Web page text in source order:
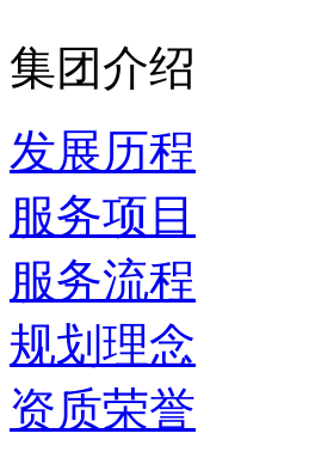
集团介绍
发展历程
服务项目
服务流程
规划理念
资质荣誉